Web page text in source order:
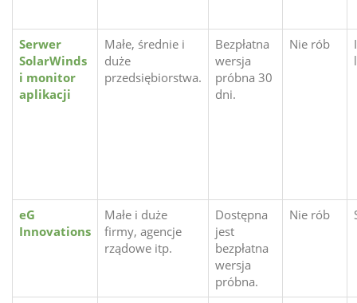
Serwer
SolarWinds
i monitor
aplikacji
Małe, średnie i
duże
przedsiębiorstwa.
Bezpłatna
wersja
próbna 30
dni.
Nie rób
eG
Innovations
Małe i duże
firmy, agencje
rządowe itp.
Dostępna
jest
bezpłatna
wersja
próbna.
Nie rób